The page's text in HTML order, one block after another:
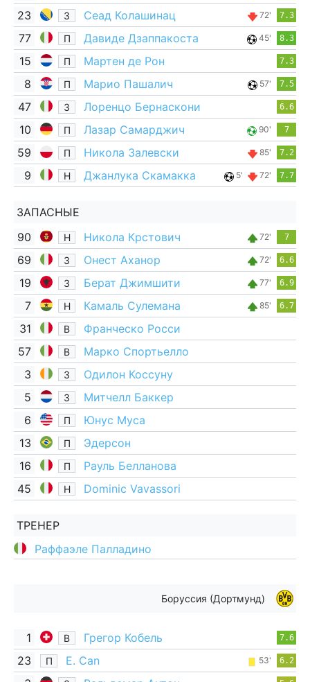
23 З Сеад Колашинац 72' 7.3
77 П Давиде Дзаппакоста 45' 8.3
15 П Мартен де Рон 7.3
8 П Марио Пашалич 57' 7.5
47 З Лоренцо Бернаскони 6.6
10 П Лазар Самарджич 90' 7
59 П Никола Залевски 85' 7.2
9 Н Джанлука Скамакка 5' 72' 7.7
ЗАПАСНЫЕ
90
Н Никола Крстович 72' 7
69 З Онест Аханор 72' 6.6
19 З Берат Джимшити 77' 6.9
7 Н Камаль Сулемана 85' 6.7
31 В
Франческо Росси
57
В
Марко Спортьелло
3
З
Одилон Коссуну
5
З
Митчелл Баккер
6
П
Юнус Муса
13
П
Эдерсон
16
П
Рауль Белланова
45
Н Dominic Vavassori
ТРЕНЕР
Раффаэле Палладино
Боруссия (Дортмунд)
1 В Грегор Кобель 7.6
23 П E. Can 53' 6.2